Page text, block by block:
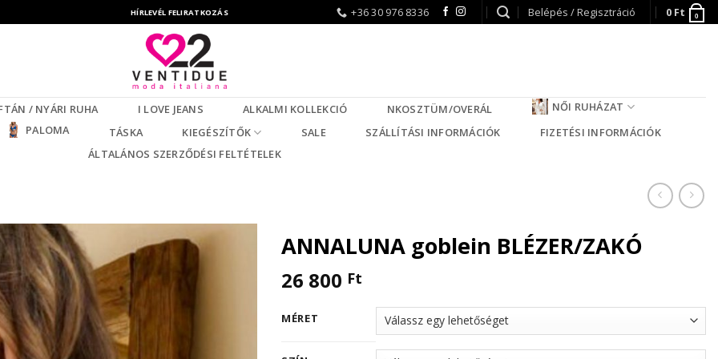
HÍRLEVÉL FELIRATKOZÁS +36 30 976 8336 Belépés / Regisztráció 0 Ft 0
/ NYÁRI RUHA I LOVE JEANS ALKALMI KOLLEKCIÓ NKOSZTÜM/OVERÁL
NŐI RUHÁZAT
PALOMA TÁSKA KIEGÉSZÍTŐK SALE SZÁLLÍTÁSI INFORMÁCIÓK
FIZETÉSI INFORMÁCIÓK
ÁLTALÁNOS SZERZŐDÉSI FELTÉTELEK
ANNALUNA goblein BLÉZER/ZAKÓ
26 800 Ft
MÉRET